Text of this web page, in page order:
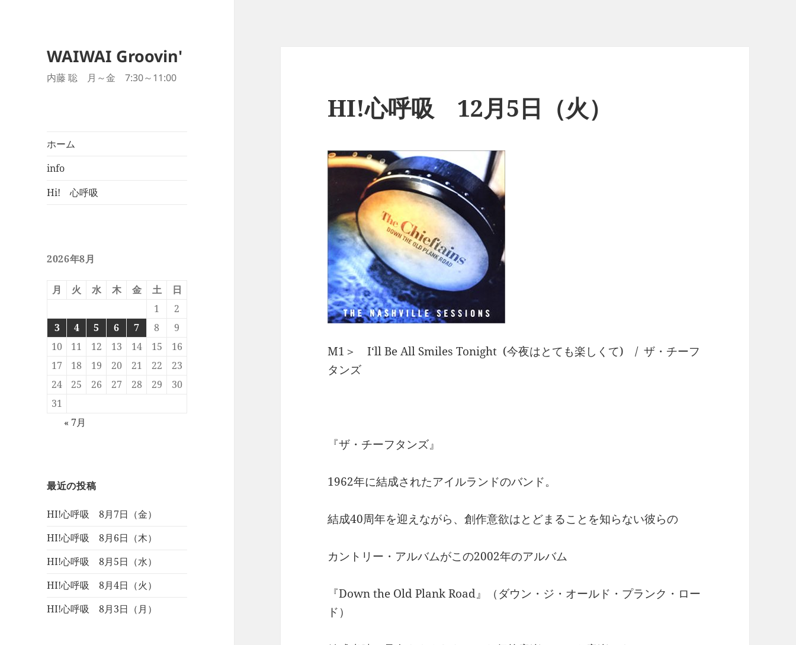
WAIWAI Groovin'
内藤 聡 月～金 7:30～11:00
ホーム
info
Hi! 心呼吸
2026年8月
月 火 水 木 金 土
日
1
2
3
4 5 6 7 8
9
10
11 12 13 14 15
16
17
18 19 20 21 22
23
24
25 26 27 28 29
30
31
« 7月
最近の投稿
HI!心呼吸 8月7日（金）
HI!心呼吸 8月6日（木）
HI!心呼吸 8月5日（水）
HI!心呼吸 8月4日（火）
HI!心呼吸 8月3日（月）
HI!心呼吸 12月5日（火）
M1＞ I‘ll Be All Smiles Tonight (今夜はとても楽しくて) / ザ・チーフ
タンズ
『ザ・チーフタンズ』
1962年に結成されたアイルランドのバンド。
結成40周年を迎えながら、創作意欲はとどまることを知らない彼らの
カントリー・アルバムがこの2002年のアルバム
『Down the Old Plank Road』（ダウン・ジ・オールド・プランク・ロー
ド）